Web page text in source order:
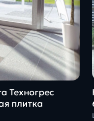
Техногрес
плитка